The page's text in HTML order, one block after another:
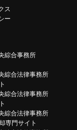
ス
ー
綜合事務所
綜合法律事務所
綜合法律事務所
綜合法律事務所
専門サイト